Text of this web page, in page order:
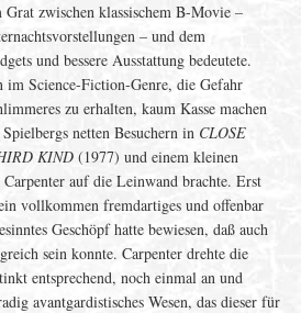
zwischen klassischem B-Movie –
– und dem
und bessere Ausstattung bedeutete.
Science-Fiction-Genre, die Gefahr
zu erhalten, kaum Kasse machen
netten Besuchern in CLOSE
KIND (1977) und einem kleinen
auf die Leinwand brachte. Erst
vollkommen fremdartiges und offenbar
Geschöpf hatte bewiesen, daß auch
sein konnte. Carpenter drehte die
entsprechend, noch einmal an und
avantgardistisches Wesen, das dieser für